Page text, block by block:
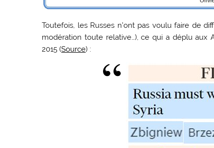
Toutefois, les Russes n’ont pas voulu faire de
modération toute relative…), ce qui a déplu aux
2015 (Source) :